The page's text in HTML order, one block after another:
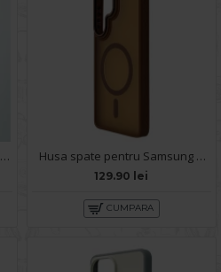
Protectie camera Techsuit Full pentru Samsung Galaxy S26 Ultra - Negru Husa spate pentru Samsung Galaxy S26 Ultra Matte Case Magsafe - Semitransparent/Gold
129.90 lei
CUMPARA